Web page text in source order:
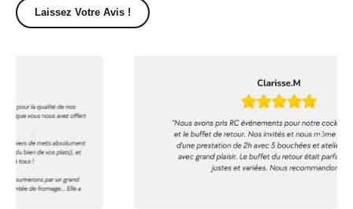
Laissez Votre Avis !